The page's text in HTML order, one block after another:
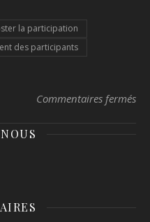
la participation
des participants
Commentaires fermés